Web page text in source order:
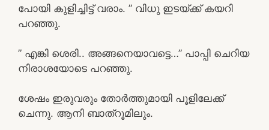
പോയി കുളിച്ചിട്ട് വരാം. ” വിധു ഇടയ്ക്ക് കയറി
പറഞ്ഞു.
” എങ്കി ശെരി.. അങ്ങനെയാവട്ടെ…” പാപ്പി ചെറിയ
നിരാശയോടെ പറഞ്ഞു.
ശേഷം ഇരുവരും തോർത്തുമായി പൂളിലേക്ക്
ചെന്നു. ആനി ബാത്‌റൂമിലും.